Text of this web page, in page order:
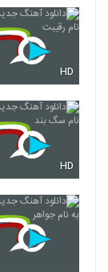
6272
6273
HD
HD